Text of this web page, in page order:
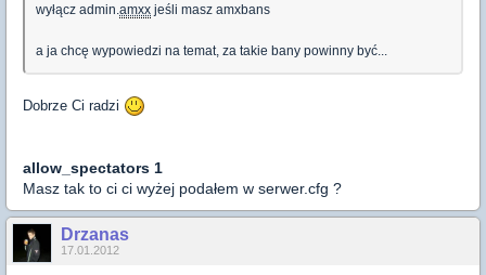
wyłącz admin. amxx jeśli masz amxbans
a ja chcę wypowiedzi na temat, za takie bany powinny być...
Dobrze Ci radzi
allow_spectators 1
Masz tak to ci ci wyżej podałem w serwer.cfg ?
Drzanas
17.01.2012